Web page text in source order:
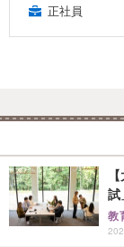
正社員
試
教